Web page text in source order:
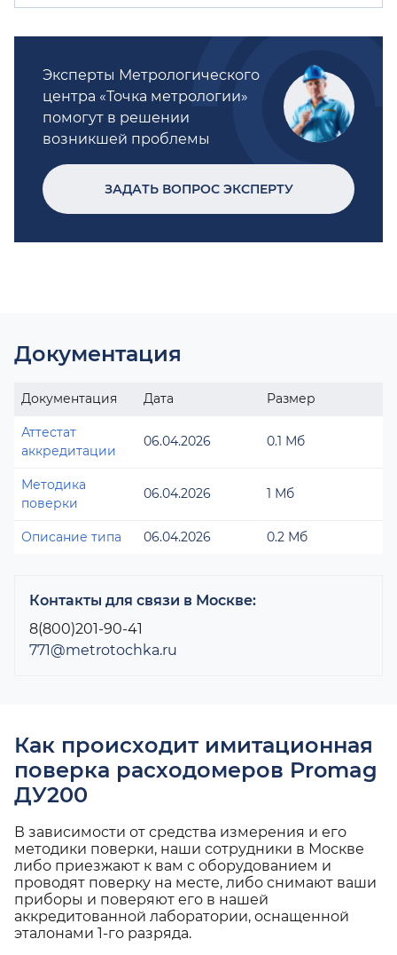
Эксперты Метрологического
центра «Точка метрологии»
помогут в решении
возникшей проблемы
ЗАДАТЬ ВОПРОС ЭКСПЕРТУ
Документация
Документация Дата Размер
Аттестат
аккредитации
06.04.2026 0.1 Мб
Методика
поверки
06.04.2026 1 Мб
Описание типа 06.04.2026 0.2 Мб
Контакты для связи в Москве:
8(800)201-90-41
771@metrotochka.ru
Как происходит имитационная
поверка расходомеров Promag
ДУ200
В зависимости от средства измерения и его
методики поверки, наши сотрудники в Москве
либо приезжают к вам с оборудованием и
проводят поверку на месте, либо снимают ваши
приборы и поверяют его в нашей
аккредитованной лаборатории, оснащенной
эталонами 1-го разряда.